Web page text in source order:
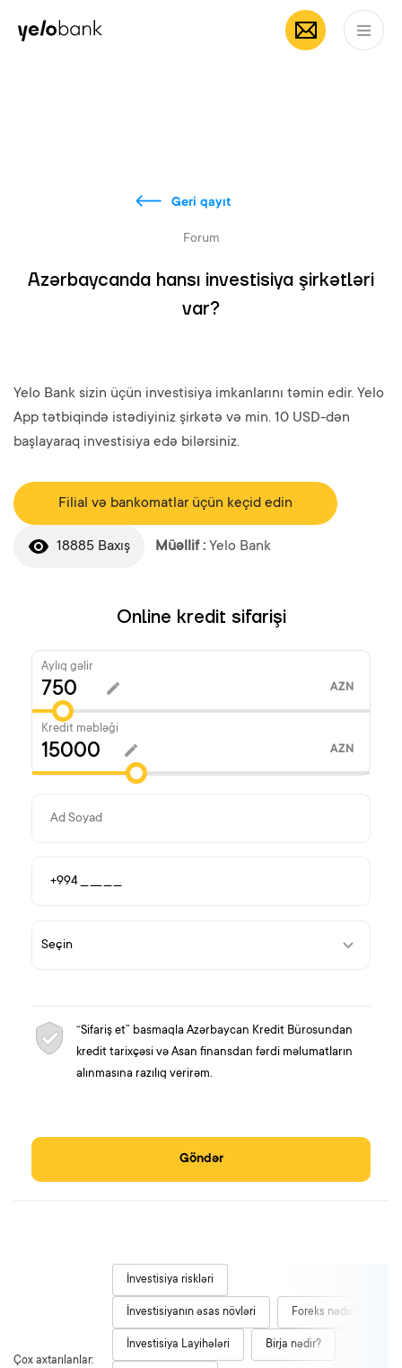
Fərdi Biznes
Geri qayıt
Forum
Azərbaycanda hansı investisiya şirkətləri
var?
Yelo Bank sizin üçün investisiya imkanlarını təmin edir. Yelo
App tətbiqində istədiyiniz şirkətə və min. 10 USD-dən
başlayaraq investisiya edə bilərsiniz.
Filial və bankomatlar üçün keçid edin
18885 Baxış Müəllif : Yelo Bank
Online kredit sifarişi
Aylıq gəlir
AZN
Kredit məbləği
AZN
“Sifariş et” basmaqla Azərbaycan Kredit Bürosundan
kredit tarixçəsi və Asan finansdan fərdi məlumatların
alınmasına razılıq verirəm.
Göndər
Çox axtarılanlar:
İnvestisiya riskləri
İnvestisiyanın əsas növləri Foreks nədir?
İnvestisiya Layihələri Birja nədir?